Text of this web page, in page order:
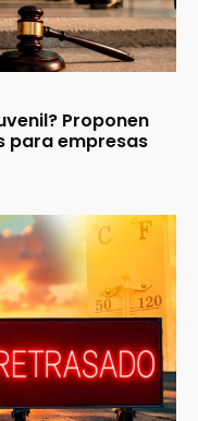
Proponen
para empresas